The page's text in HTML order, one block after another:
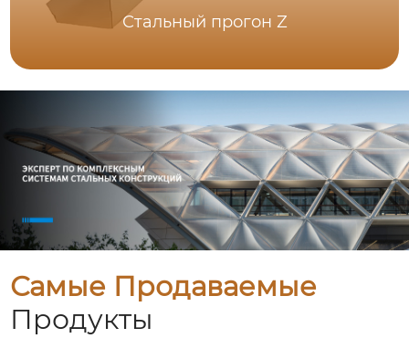
Стальный прогон Z
Самые Продаваемые
Продукты